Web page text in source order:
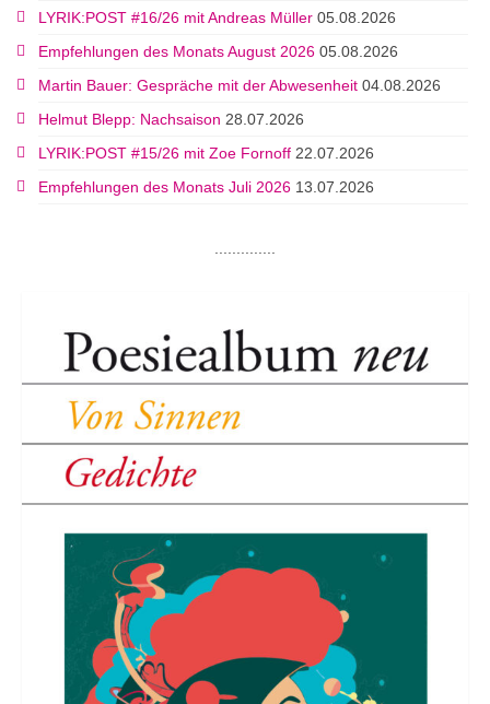
LYRIK:POST #16/26 mit Andreas Müller 05.08.2026
Empfehlungen des Monats August 2026 05.08.2026
Martin Bauer: Gespräche mit der Abwesenheit 04.08.2026
Helmut Blepp: Nachsaison 28.07.2026
LYRIK:POST #15/26 mit Zoe Fornoff 22.07.2026
Empfehlungen des Monats Juli 2026 13.07.2026
..............